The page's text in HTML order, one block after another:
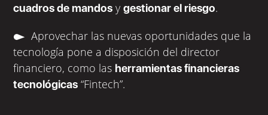
cuadros de mandos ygestionar el riesgo.
Aprovechar las nuevas oportunidades que la
tecnología pone a disposición del director
financiero, como las herramientas financieras
tecnológicas “Fintech”.